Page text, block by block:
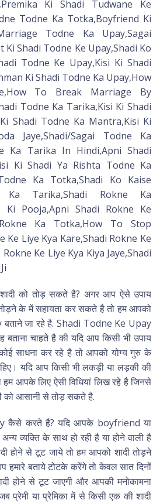
Ki Shadi Tudwane Ke
Todne Ka Totka,Boyfriend Ki
Todne Ka Upay,Sagai
Shadi Todne Ke Upay,Shadi Ko
Todne Ke Upay,Kisi Ki Shadi
Ki Shadi Todne Ka Upay,How
To Break Marriage By
Todne Ka Tarika,Kisi Ki Shadi
Shadi Todne Ka Mantra,Kisi Ki
Jaye,Shadi/Sagai Todne Ka
Ka Tarika In Hindi,Apni Shadi
Ki Shadi Ya Rishta Todne Ka
Ka Totka,Shadi Ko Kaise
Ka Tarika,Shadi Rokne Ka
Ki Pooja,Apni Shadi Rokne Ke
Ka Totka,How To Stop
Ke Liye Kya Kare,Shadi Rokne Ke
Ke Liye Kya Kiya Jaye,Shadi
को तोड़ सकते है? अगर आप ऐसे उपाय
के में सहायता कर सकते है तो हम आपको
जा रहे है. Shadi Todne Ke Upay
चाहते है की यदि आप किसी भी उपाय
साधना कर रहे है तो आपको योग्य गुरु के
यदि आप किसी भी लकड़ी या लड़की की
हम आपके लिए ऐसी विधियां लिख रहे है जिनसे
को आसानी से तोड़ सकते है.
कैसे करते है? यदि आपके boyfriend या
व्यक्ति के साथ हो रही है या होने वाली है
होने से टूट जाये तो हम आपको शादी तोड़ने
हमारे बताये टोटके करेंगे तो केवल सात दिनों
होने से टूट जाएगी और आपकी मनोकामना
प्रेमी या प्रेमिका में से किसी एक की शादी